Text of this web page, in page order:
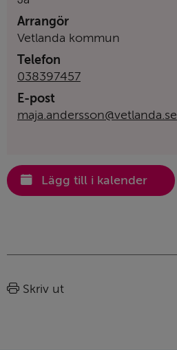
Arrangör
Vetlanda kommun
Telefon
038397457
E-post
maja.andersson@vetlanda.se
Lägg till i kalender
Skriv ut